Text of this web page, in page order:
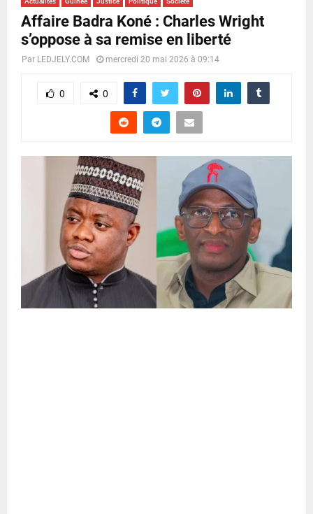
Affaire Badra Koné : Charles Wright
s’oppose à sa remise en liberté
Par LEDJELY.COM mercredi 20 mai 2026 à 09:14
0 0